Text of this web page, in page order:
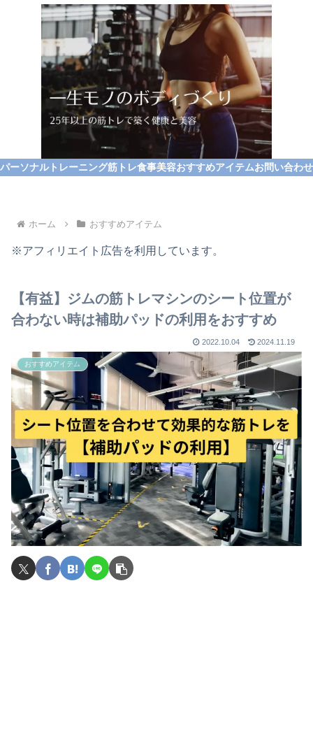
パーソナルトレーニング筋トレ食事美容おすすめアイテムお問い合わせ
ホーム おすすめアイテム
※アフィリエイト広告を利用しています。
【有益】ジムの筋トレマシンのシート位置が
合わない時は補助パッドの利用をおすすめ
2022.10.04 2024.11.19
おすすめアイテム